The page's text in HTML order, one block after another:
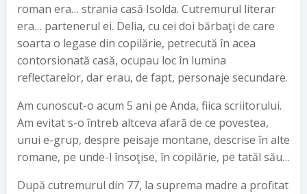
roman era… strania casă Isolda. Cutremurul literar
era… partenerul ei. Delia, cu cei doi bărbaţi de care
soarta o legase din copilărie, petrecută în acea
contorsionată casă, ocupau loc în lumina
reflectarelor, dar erau, de fapt, personaje secundare.
Am cunoscut-o acum 5 ani pe Anda, fiica scriitorului.
Am evitat s-o întreb altceva afară de ce povestea,
unui e-grup, despre peisaje montane, descrise în alte
romane, pe unde-l însoţise, în copilărie, pe tatăl său…
După cutremurul din 77, la suprema madre a profitat